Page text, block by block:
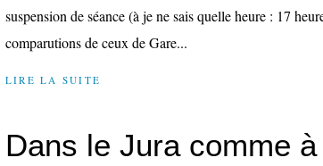
suspension de séance (à je ne sais quelle heure : 17
comparutions de ceux de Gare...
LIRE LA SUITE
Dans le Jura comme